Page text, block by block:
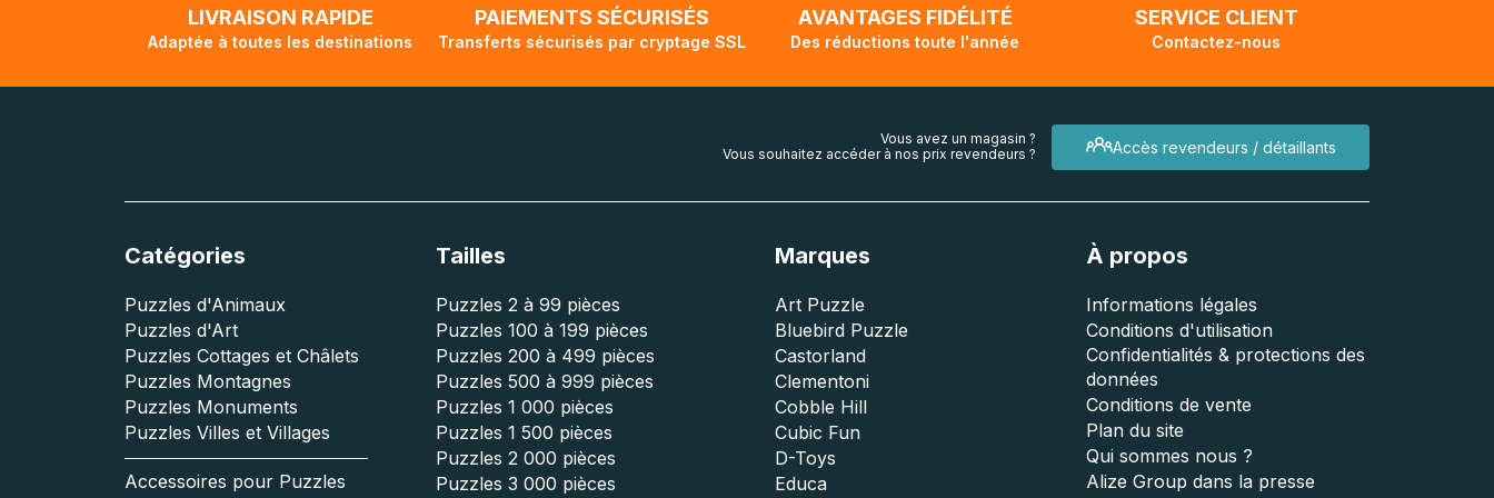
LIVRAISON RAPIDE
Adaptée à toutes les destinations
PAIEMENTS SÉCURISÉS
Transferts sécurisés par cryptage SSL
AVANTAGES FIDÉLITÉ
Des réductions toute l'année
SERVICE CLIENT
Contactez-nous
Accès revendeurs / détaillants
Vous avez un magasin ?
Vous souhaitez accéder à nos prix revendeurs ?
Catégories
Puzzles d'Animaux
Puzzles d'Art
Puzzles Cottages et Châlets
Puzzles Montagnes
Puzzles Monuments
Puzzles Villes et Villages
Accessoires pour Puzzles
Tailles
Puzzles 2 à 99 pièces
Puzzles 100 à 199 pièces
Puzzles 200 à 499 pièces
Puzzles 500 à 999 pièces
Puzzles 1 000 pièces
Puzzles 1 500 pièces
Puzzles 2 000 pièces
Puzzles 3 000 pièces
Marques
Art Puzzle
Bluebird Puzzle
Castorland
Clementoni
Cobble Hill
Cubic Fun
D-Toys
Educa
À propos
Informations légales
Conditions d'utilisation
Confidentialités & protections des
données
Conditions de vente
Plan du site
Qui sommes nous ?
Alize Group dans la presse